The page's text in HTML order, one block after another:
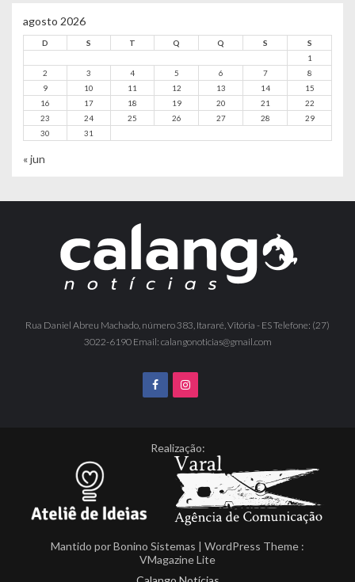
agosto 2026
D S T Q Q S
S
1
2
3 4 5 6 7
8
9
10 11 12 13 14
15
16
17 18 19 20 21
22
23
24 25 26 27 28
29
30
31
« jun
Rua Daniel Abreu Machado, número 383, Itararé, Vitória - ES Telefone: (27)
3022-6190 Email: calangonoticias@gmail.com
Realização:
Mantido porBonino Sistemas | WordPress Theme :
VMagazine Lite